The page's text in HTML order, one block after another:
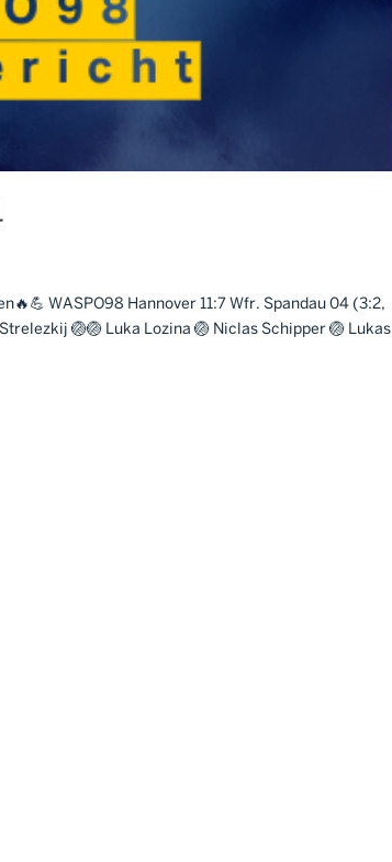
WASPO98 Hannover 11:7 Wfr. Spandau 04 (3:2,
🏐🏐 Luka Lozina 🏐 Niclas Schipper 🏐 Lukas